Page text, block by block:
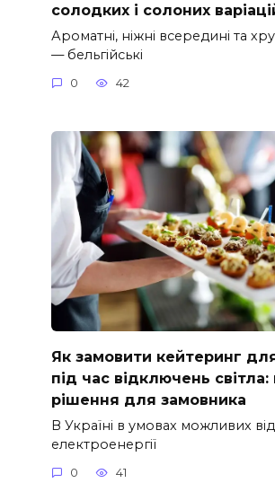
солодких і солоних
Ароматні, ніжні всередині та
— бельгійські
0 42
Як замовити кейтеринг
під час відключень світла:
рішення для замовника
В Україні в умовах можливих
електроенергії
0 41